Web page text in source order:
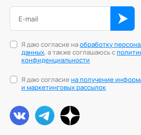
Я даю согласие наобработку
данных, а также соглашаюсь с
конфиденциальности
Я даю согласие на получение
и маркетинговых рассылок